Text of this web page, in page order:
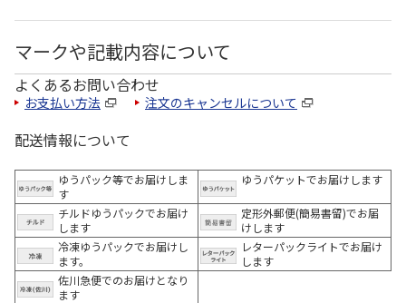
マークや記載内容について
よくあるお問い合わせ
お支払い方法 注文のキャンセルについて
配送情報について
ゆうパック等でお届けしま
す
ゆうパケットでお届けします
チルドゆうパックでお届け
します
定形外郵便(簡易書留)でお届
けします
冷凍ゆうパックでお届けし
ます。
レターパックライトでお届け
します
佐川急便でのお届けとなり
ます